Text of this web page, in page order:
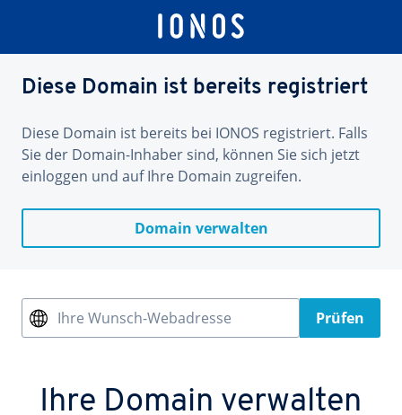
Diese Domain ist bereits registriert
Diese Domain ist bereits bei IONOS registriert. Falls
Sie der Domain-Inhaber sind, können Sie sich jetzt
einloggen und auf Ihre Domain zugreifen.
Domain verwalten
Ihre Wunsch-Webadresse Prüfen
Ihre Domain verwalten